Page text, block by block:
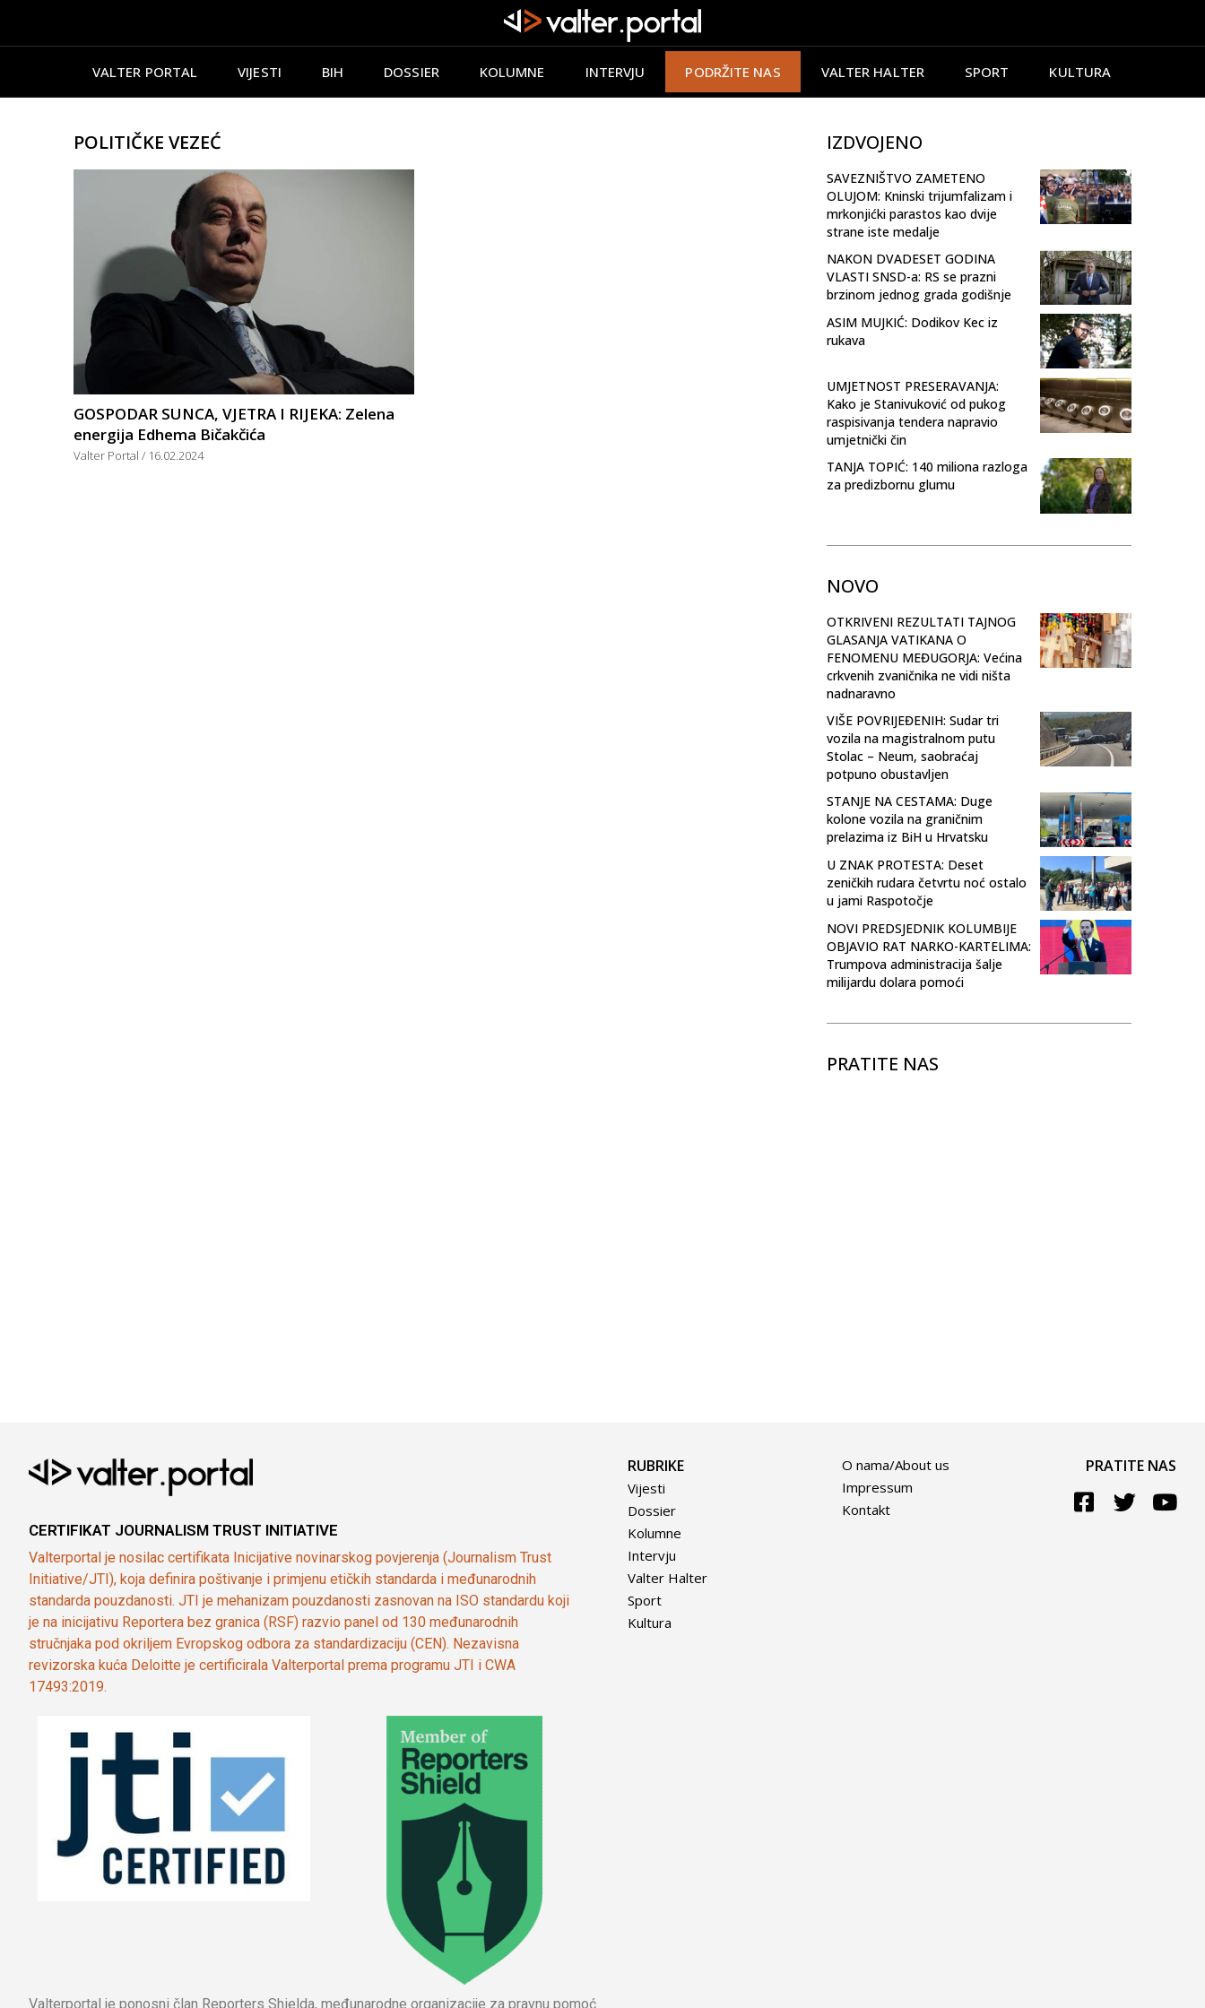
VALTER PORTAL VIJESTI BIH DOSSIER KOLUMNE INTERVJU PODRŽITE NAS VALTER HALTER SPORT KULTURA
POLITIČKE VEZEĆ
GOSPODAR SUNCA, VJETRA I RIJEKA: Zelena
energija Edhema Bičakčića
Valter Portal 16.02.2024
IZDVOJENO
SAVEZNIŠTVO ZAMETENO
OLUJOM: Kninski trijumfalizam i
mrkonjićki parastos kao dvije
strane iste medalje
NAKON DVADESET GODINA
VLASTI SNSD-a: RS se prazni
brzinom jednog grada godišnje
ASIM MUJKIĆ: Dodikov Kec iz
rukava
UMJETNOST PRESERAVANJA:
Kako je Stanivuković od pukog
raspisivanja tendera napravio
umjetnički čin
TANJA TOPIĆ: 140 miliona razloga
za predizbornu glumu
NOVO
OTKRIVENI REZULTATI TAJNOG
GLASANJA VATIKANA O
FENOMENU MEĐUGORJA: Većina
crkvenih zvaničnika ne vidi ništa
nadnaravno
VIŠE POVRIJEĐENIH: Sudar tri
vozila na magistralnom putu
Stolac – Neum, saobraćaj
potpuno obustavljen
STANJE NA CESTAMA: Duge
kolone vozila na graničnim
prelazima iz BiH u Hrvatsku
U ZNAK PROTESTA: Deset
zeničkih rudara četvrtu noć ostalo
u jami Raspotočje
NOVI PREDSJEDNIK KOLUMBIJE
OBJAVIO RAT NARKO-KARTELIMA:
Trumpova administracija šalje
milijardu dolara pomoći
PRATITE NAS
CERTIFIKAT JOURNALISM TRUST INITIATIVE
Valterportal je nosilac certifikata Inicijative novinarskog povjerenja (Journalism Trust
Initiative/JTI), koja definira poštivanje i primjenu etičkih standarda i međunarodnih
standarda pouzdanosti. JTI je mehanizam pouzdanosti zasnovan na ISO standardu koji
je na inicijativu Reportera bez granica (RSF) razvio panel od 130 međunarodnih
stručnjaka pod okriljem Evropskog odbora za standardizaciju (CEN). Nezavisna
revizorska kuća Deloitte je certificirala Valterportal prema programu JTI i CWA
17493:2019.
Valterportal je ponosni član Reporters Shielda, međunarodne organizacije za pravnu pomoć
RUBRIKE
Vijesti
Dossier
Kolumne
Intervju
Valter Halter
Sport
Kultura
O nama/About us
Impressum
Kontakt
PRATITE NAS